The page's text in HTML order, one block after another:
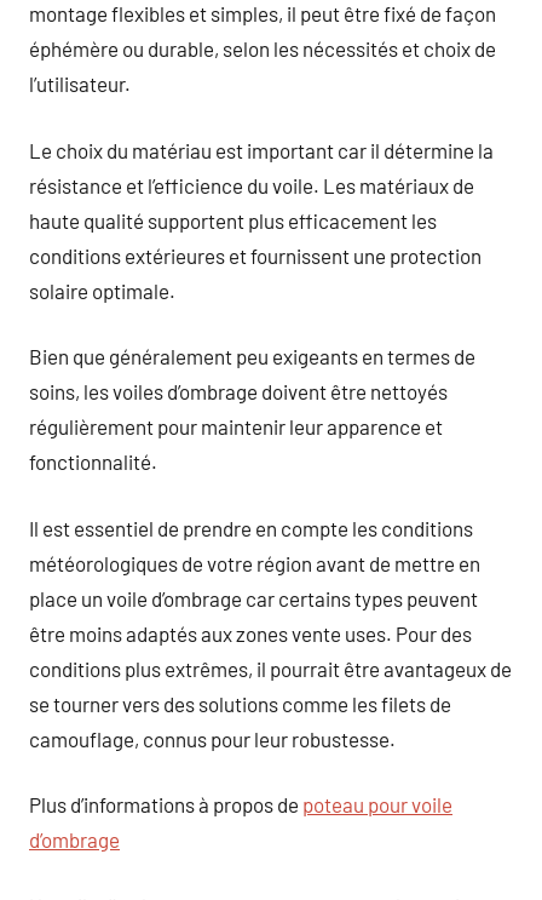
montage flexibles et simples, il peut être fixé de façon
éphémère ou durable, selon les nécessités et choix de
l’utilisateur.
Le choix du matériau est important car il détermine la
résistance et l’efficience du voile. Les matériaux de
haute qualité supportent plus efficacement les
conditions extérieures et fournissent une protection
solaire optimale.
Bien que généralement peu exigeants en termes de
soins, les voiles d’ombrage doivent être nettoyés
régulièrement pour maintenir leur apparence et
fonctionnalité.
Il est essentiel de prendre en compte les conditions
météorologiques de votre région avant de mettre en
place un voile d’ombrage car certains types peuvent
être moins adaptés aux zones vente uses. Pour des
conditions plus extrêmes, il pourrait être avantageux de
se tourner vers des solutions comme les filets de
camouflage, connus pour leur robustesse.
Plus d’informations à propos de poteau pour voile
d’ombrage